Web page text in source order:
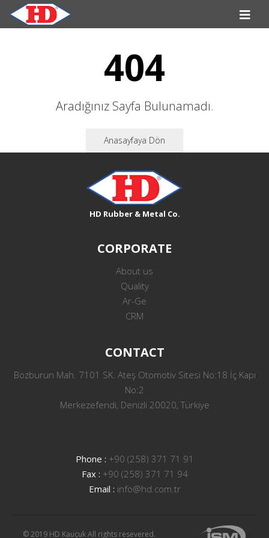
404
Aradığınız Sayfa Bulunamadı.
Anasayfaya Dön
HD Rubber & Metal Co.
CORPORATE
About us
Quality
Ar-Ge
CRM
CONTACT
Bozburun Mah. 7101 SK. Ateş Otomotiv Sitesi No:18 İç Kapı
No:2
Merkezefendi, Denizli 20020, Türkiye
Phone : +90 (258) 371 71 91
Fax : +90 (258) 371 71 94
Email : info@hd.com.tr
© 2019 HD Kauçuk All rights resevered.